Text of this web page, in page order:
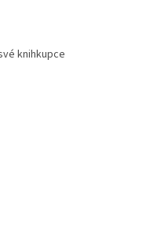
knihkupce